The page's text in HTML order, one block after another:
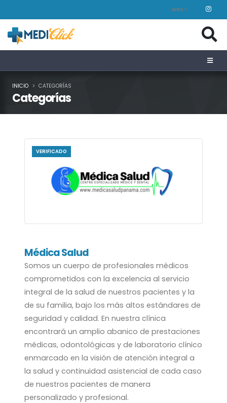
Mas
Categorías
INICIO CATEGORÍAS
VERIFICADO
Médica Salud
Somos un cuerpo de profesionales médicos
comprometidos con la excelencia al servicio
integral de la salud de nuestros pacientes y la
de su familia, bajo los más altos estándares de
seguridad y calidad. En nuestra clínica
encontrará un amplio abanico de prestaciones
médicas, odontológicas y de laboratorio clínico
enmarcado en la visión de atención integral a
la salud y continuidad asistencial de cada caso
de nuestros pacientes de manera
personalizado y profesional.